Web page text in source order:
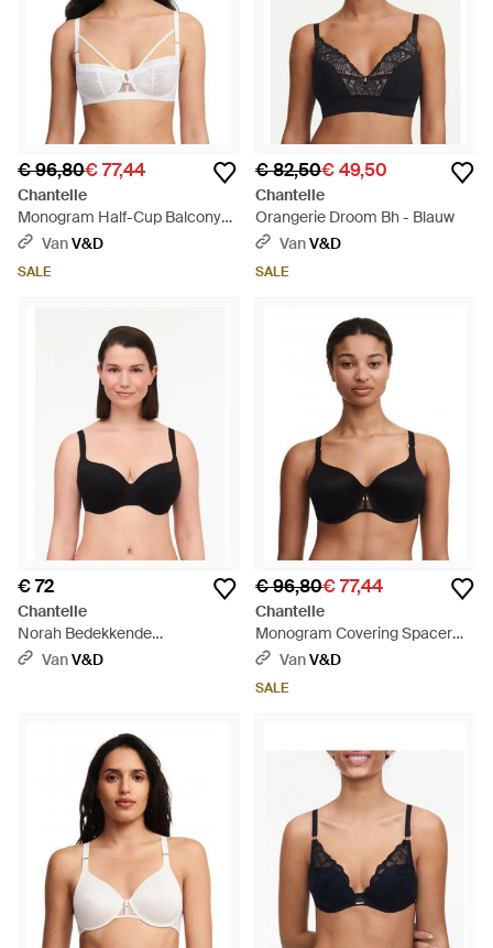
€ 96,80€ 77,44
Chantelle
Monogram Half-Cup Balcony
Bra - Wit
VanV&D
SALE
€ 82,50€ 49,50
Chantelle
Orangerie Droom Bh - Blauw
VanV&D
SALE
€ 72
Chantelle
Norah Bedekkende
Beugelbeha - Zwart
VanV&D
€ 96,80€ 77,44
Chantelle
Monogram Covering Spacer
Bra - Zwart
VanV&D
SALE